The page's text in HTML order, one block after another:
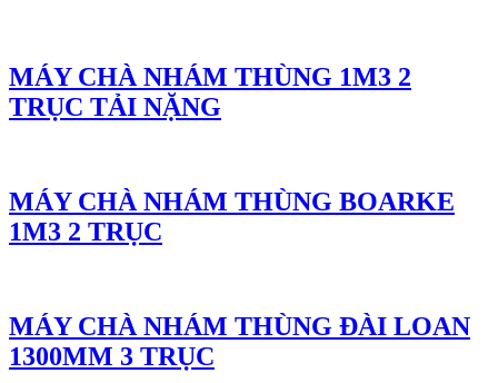
MÁY CHÀ NHÁM THÙNG 1M3 2
TRỤC TẢI NẶNG
MÁY CHÀ NHÁM THÙNG BOARKE
1M3 2 TRỤC
MÁY CHÀ NHÁM THÙNG ĐÀI LOAN
1300MM 3 TRỤC